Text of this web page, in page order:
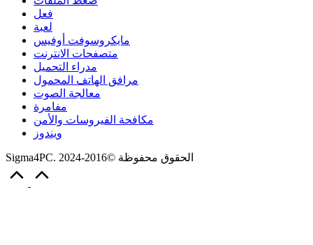
فعل
لعبة
مايكروسوفت أوفيس
متصفحات الانترنت
مدراء التحميل
مرافق الهاتف المحمول
معالجة الصوت
مفامرة
مكافحة الفيروسات والأمن
ويندوز
Sigma4PC. الحقوق محفوظة ©2016-2024